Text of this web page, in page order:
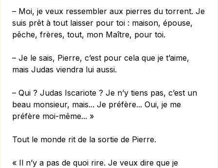
– Moi, je veux ressembler aux pierres du torrent. Je
suis prêt à tout laisser pour toi : maison, épouse,
pêche, frères, tout, mon Maître, pour toi.
– Je le sais, Pierre, c’est pour cela que je t’aime,
mais Judas viendra lui aussi.
– Qui ? Judas Iscariote ? Je n’y tiens pas, c’est un
beau monsieur, mais... Je préfère... Oui, je me
préfère moi-même... »
Tout le monde rit de la sortie de Pierre.
« Il n’y a pas de quoi rire. Je veux dire que je